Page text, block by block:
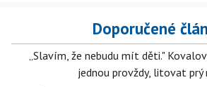
Doporučené
„Slavím, že nebudu mít děti."
jednou provždy, litovat prý